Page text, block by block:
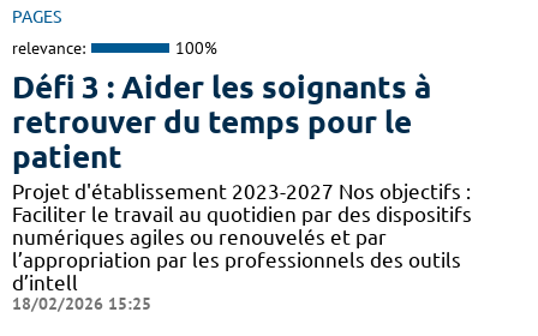
PAGES
relevance: 100%
Défi 3 : Aider les soignants à
retrouver du temps pour le
patient
Projet d'établissement 2023-2027 Nos objectifs :
Faciliter le travail au quotidien par des dispositifs
numériques agiles ou renouvelés et par
l’appropriation par les professionnels des outils
d’intell
18/02/2026 15:25